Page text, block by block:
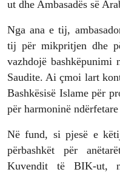
ut dhe Ambasadës së
Nga ana e tij,
tij për mikpritjen dhe
vazhdojë bashkëpunimi
Saudite. Ai çmoi lart
Bashkësisë Islame për
për harmoninë
Në fund, si pjesë e
përbashkët për
Kuvendit të BIK-ut,